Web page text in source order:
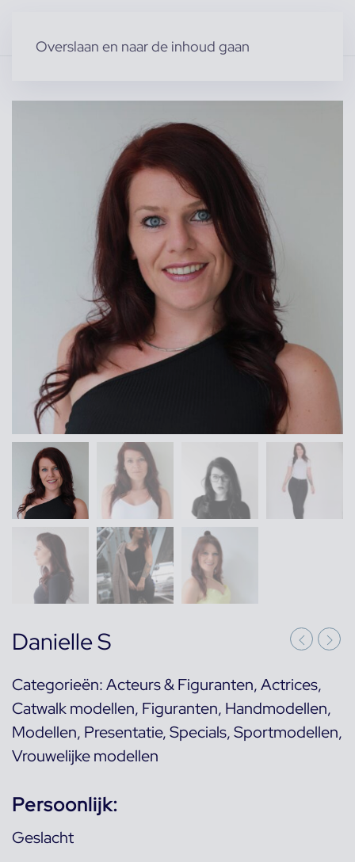
Overslaan en naar de inhoud gaan
Danielle S
Categorieën:Acteurs & Figuranten,Actrices,
Catwalk modellen, Figuranten, Handmodellen,
Modellen, Presentatie,Specials,Sportmodellen,
Vrouwelijke modellen
Persoonlijk:
Geslacht